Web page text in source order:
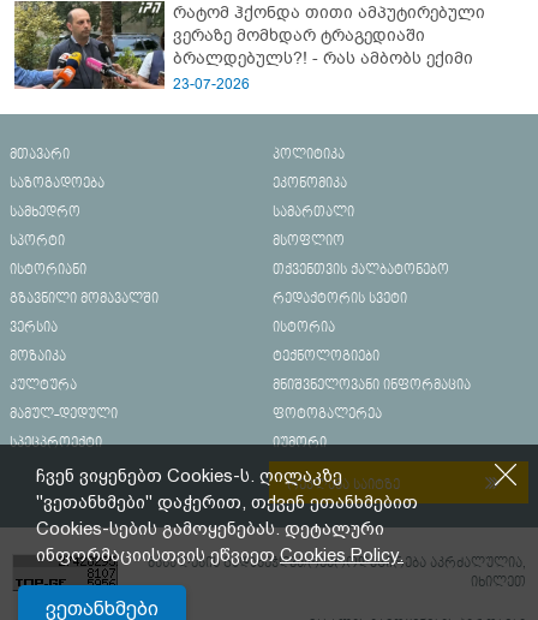
რატომ ჰქონდა თითი ამპუტირებული
ვერაზე მომხდარ ტრაგედიაში
ბრალდებულს?! - რას ამბობს ექიმი
23-07-2026
მთავარი
პოლიტიკა
საზოგადოება
ეკონომიკა
სამხედრო
სამართალი
სპორტი
მსოფლიო
ისტორიანი
თქვენთვის ქალბატონებო
გზავნილი მომავალში
რედაქტორის სვეტი
ვერსია
ისტორია
მოზაიკა
ტექნოლოგიები
კულტურა
მნიშვნელოვანი ინფორმაცია
მამულ-დედული
ფოტოგალერეა
სპეცპროექტი
იუმორი
რეკლამა საიტზე
მასალების გადაბეჭდვა/რეპროდუცირება აკრძალულია,
იხილეთ
ჩვენ ვიყენებთ Cookies-ს. ღილაკზე
"ვეთანხმები" დაჭერით, თქვენ ეთანხმებით
Cookies-სების გამოყენებას. დეტალური
ინფორმაციისთვის ეწვიეთCookies Policy.
ვეთანხმები